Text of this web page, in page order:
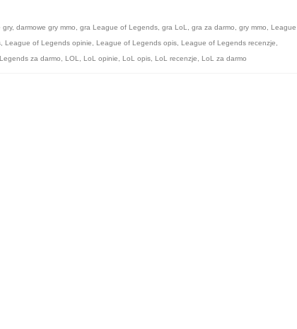
gry, darmowe gry mmo gra League of Legends, gra LoL gra za darmo gry mmo
League
, League of Legends opinie League of Legends opis, League of Legends recenzje
za darmo
LOL LoL opinie LoL opis, LoL recenzje LoL za darmo